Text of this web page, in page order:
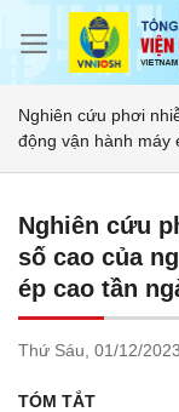
Nghiên cứu phơi
động vận hành máy
Nghiên cứu
số cao của
ép cao tần
Thứ Sáu, 01/12/
TÓM TẮT